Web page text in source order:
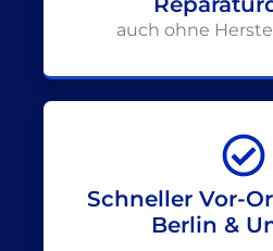
auch ohne
Schneller Vor-
Berlin &